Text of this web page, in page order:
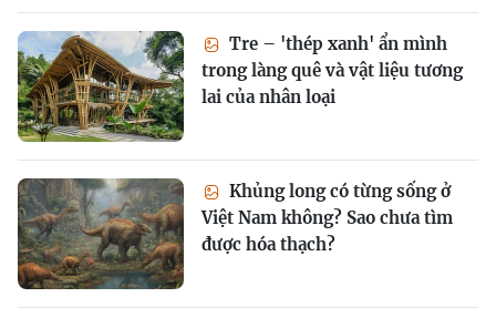
Tre – 'thép xanh' ẩn mình
trong làng quê và vật liệu tương
lai của nhân loại
Khủng long có từng sống ở
Việt Nam không? Sao chưa tìm
được hóa thạch?